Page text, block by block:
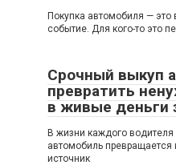
Покупка автомобиля — это
событие. Для кого-то это
Срочный выкуп
превратить
в живые деньги
В жизни каждого водителя
автомобиль
источник